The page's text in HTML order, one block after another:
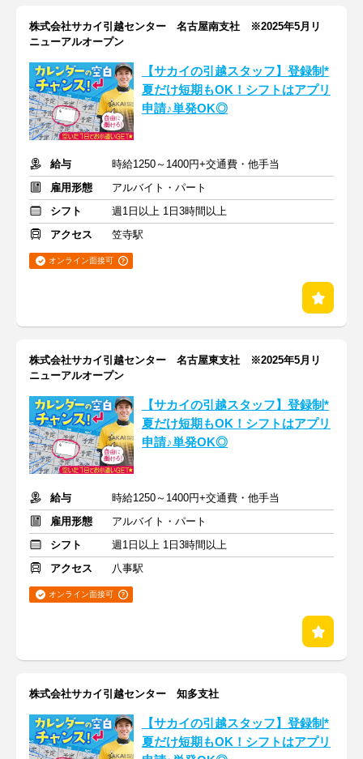
株式会社サカイ引越センター 名古屋南支社 ※2025年5月リ
ニューアルオープン
【サカイの引越スタッフ】登録制*
夏だけ短期もOK！シフトはアプリ
申請♪単発OK◎
給与
時給1250～1400円+交通費・他手当
雇用形態
アルバイト・パート
シフト
週1日以上 1日3時間以上
アクセス
笠寺駅
オンライン面接可
株式会社サカイ引越センター 名古屋東支社 ※2025年5月リ
ニューアルオープン
【サカイの引越スタッフ】登録制*
夏だけ短期もOK！シフトはアプリ
申請♪単発OK◎
給与
時給1250～1400円+交通費・他手当
雇用形態
アルバイト・パート
シフト
週1日以上 1日3時間以上
アクセス
八事駅
オンライン面接可
株式会社サカイ引越センター 知多支社
【サカイの引越スタッフ】登録制*
夏だけ短期もOK！シフトはアプリ